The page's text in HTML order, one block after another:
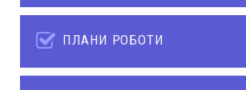
ПЛАНИ РОБОТИ